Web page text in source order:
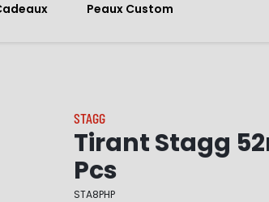
Peaux Custom
STAGG
Tirant Stagg
Pcs
STA8PHP